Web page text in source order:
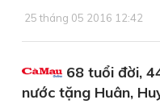
25 tháng 05 2016 12:42
68 tuổi đời,
nước tặng Huân,